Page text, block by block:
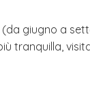
(da giugno a
tranquilla,